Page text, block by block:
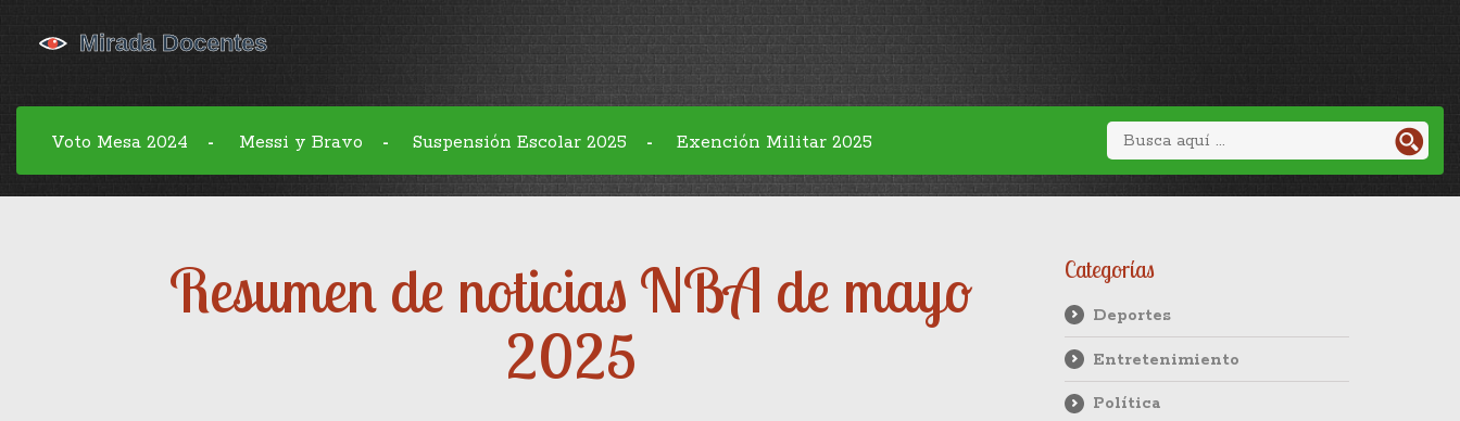
Voto Mesa 2024 - Messi y Bravo - Suspensión Escolar 2025 - Exención Militar 2025
Resumen de noticias NBA de mayo
2025
Categorías
Deportes
Entretenimiento
Política